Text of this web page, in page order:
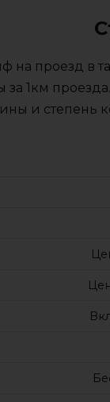
на проезд в
за 1км
и степень